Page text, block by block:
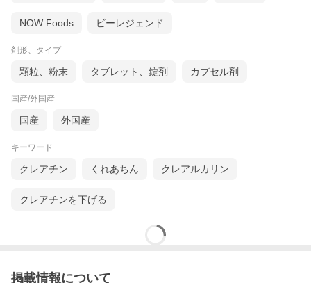
NOW Foods ビーレジェンド
剤形、タイプ
顆粒、粉末 タブレット、錠剤 カプセル剤
国産/外国産
国産 外国産
キーワード
クレアチン くれあちん クレアルカリン
クレアチンを下げる
掲載情報について